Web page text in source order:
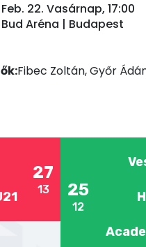
Feb. 22. Vasárnap, 17:00
Bud Aréna | Budapest
Fibec Zoltán, Győr